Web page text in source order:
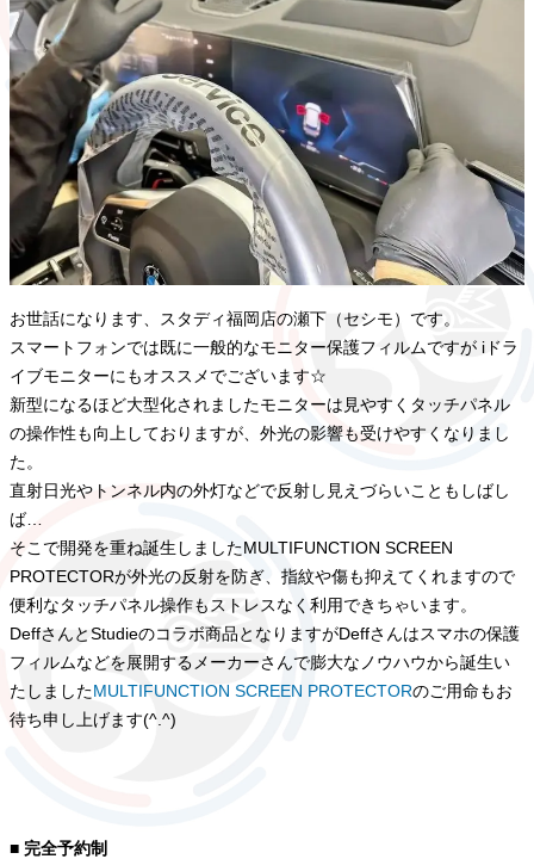
お世話になります、スタディ福岡店の瀬下（セシモ）です。
スマートフォンでは既に一般的なモニター保護フィルムですが iドラ
イブモニターにもオススメでございます☆
新型になるほど大型化されましたモニターは見やすくタッチパネル
の操作性も向上しておりますが、外光の影響も受けやすくなりまし
た。
直射日光やトンネル内の外灯などで反射し見えづらいこともしばし
ば…
そこで開発を重ね誕生しましたMULTIFUNCTION SCREEN
PROTECTORが外光の反射を防ぎ、指紋や傷も抑えてくれますので
便利なタッチパネル操作もストレスなく利用できちゃいます。
DeffさんとStudieのコラボ商品となりますがDeffさんはスマホの保護
フィルムなどを展開するメーカーさんで膨大なノウハウから誕生い
たしましたMULTIFUNCTION SCREEN PROTECTORのご用命もお
待ち申し上げます(^.^)
■ 完全予約制